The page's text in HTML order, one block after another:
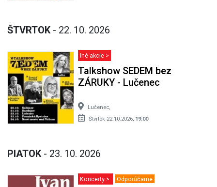
ŠTVRTOK - 22. 10. 2026
Iné akcie >
Talkshow SEDEM bez
ZÁRUKY - Lučenec
Lučenec,
Štvrtok 22.10.2026, 19:00
PIATOK - 23. 10. 2026
Koncerty > Odporúčame